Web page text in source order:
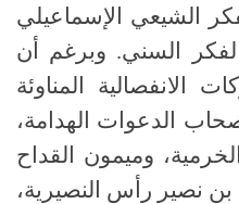
الشيعي الإسماعيلي
السني. وبرغم أن
الانفصالية المناوئة
الدعوات الهدامة،
وميمون القداح
نصير رأس النصيرية،